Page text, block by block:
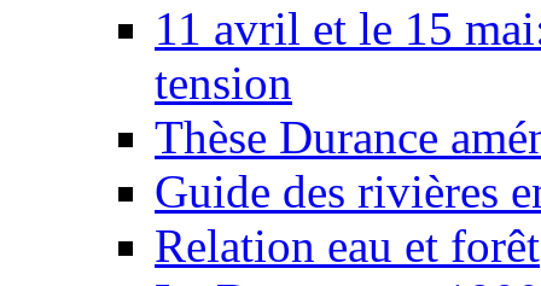
11 avril et le 15
tension
Thèse Durance
Guide des rivières
Relation eau et forêt